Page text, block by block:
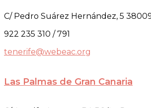
C/ Pedro Suárez Hernández, 5
922 235 310 / 791
tenerife@webeac.org
Las Palmas de Gran Canaria